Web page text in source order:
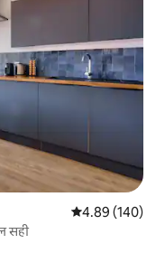
औसत रेटिंग 5 में से
4.89 (140)
सही